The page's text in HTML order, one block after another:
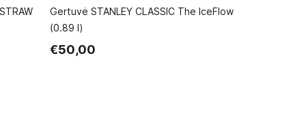
Gertuvė STANLEY CLASSIC The IceFlow
(0.89 l)
€50,00